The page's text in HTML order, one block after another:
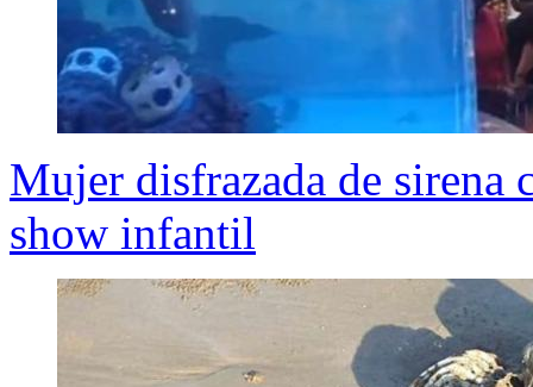
Mujer disfrazada de sirena
show infantil